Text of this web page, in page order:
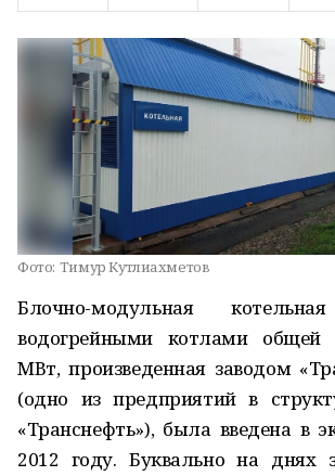
Фото: Тимур Кутлиахметов
Блочно-модульная
водогрейными котлами
МВт, произведенная заводом
(одно из предприятий в
«Транснефть»), была введена в
2012 году. Буквально на днях